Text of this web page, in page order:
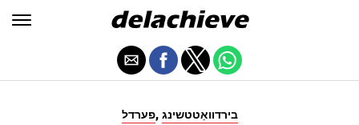
פערדל, בירדוואַטטשינג